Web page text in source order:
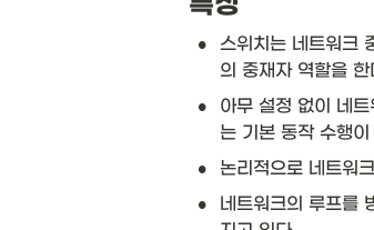
•
스위치는 네트워크
의 중재자 역할을 한
•
아무 설정 없이 네
는 기본 동작 수행이
• 논리적으로 네트워
• 네트워크의 루프를